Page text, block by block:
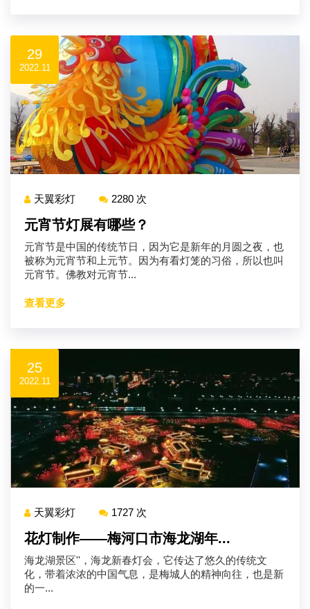
29
2022.11
天翼彩灯 2280 次
元宵节灯展有哪些？
元宵节是中国的传统节日，因为它是新年的月圆之夜，也
被称为元宵节和上元节。因为有看灯笼的习俗，所以也叫
元宵节。佛教对元宵节...
查看更多
25
2022.11
天翼彩灯 1727 次
花灯制作——梅河口市海龙湖年...
海龙湖景区''，海龙新春灯会，它传达了悠久的传统文
化，带着浓浓的中国气息，是梅城人的精神向往，也是新
的一...